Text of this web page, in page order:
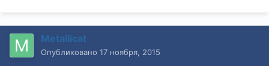
Metallicat
Опубликовано 17 ноября, 2015